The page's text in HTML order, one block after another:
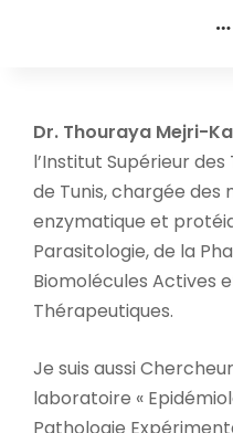
Dr. Thouraya Mejri-
l’Institut Supérieur
de Tunis, chargée des
enzymatique et
Parasitologie, de la
Biomolécules Actives
Thérapeutiques.
Je suis aussi
laboratoire «